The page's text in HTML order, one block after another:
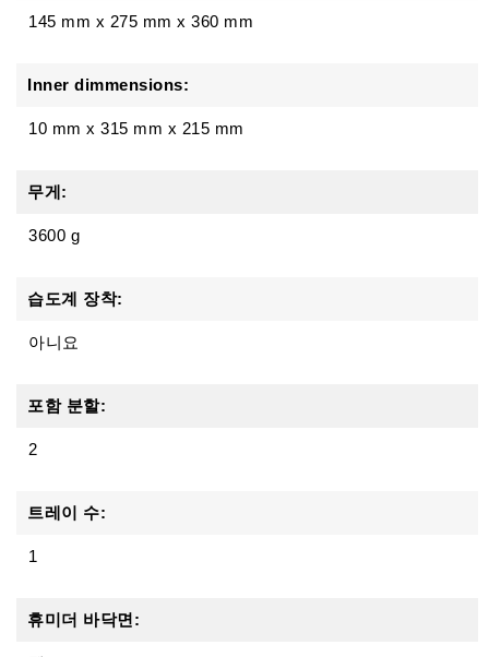
145 mm x 275 mm x 360 mm
Inner dimmensions:
10 mm x 315 mm x 215 mm
무게:
3600 g
습도계 장착:
아니요
포함 분할:
2
트레이 수:
1
휴미더 바닥면: